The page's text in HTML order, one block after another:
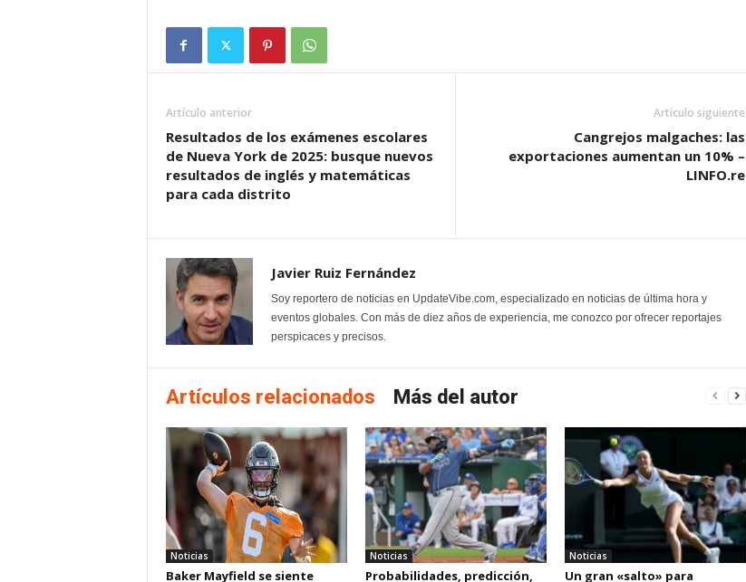
Artículo anterior
Resultados de los exámenes escolares
de Nueva York de 2025: busque nuevos
resultados de inglés y matemáticas
para cada distrito
Artículo siguiente
Cangrejos malgaches: las
exportaciones aumentan un 10% –
LINFO.re
Javier Ruiz Fernández
Soy reportero de noticias en UpdateVibe.com, especializado en noticias de última hora y
eventos globales. Con más de diez años de experiencia, me conozco por ofrecer reportajes
perspicaces y precisos.
Artículos relacionados Más del autor
Noticias
Baker Mayfield se siente
Noticias
Probabilidades, predicción,
Noticias
Un gran «salto» para